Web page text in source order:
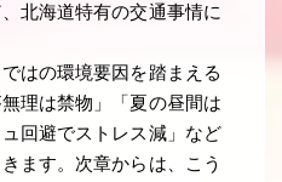
北海道特有の交通事情に
はの環境要因を踏まえる
理は禁物」「夏の昼間は
回避でストレス減」など
ます。次章からは、こう